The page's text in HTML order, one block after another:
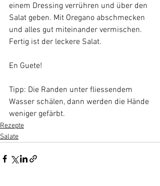
einem Dressing verrühren und über den
Salat geben. Mit Oregano abschmecken
und alles gut miteinander vermischen.
Fertig ist der leckere Salat.
En Guete!
Tipp: Die Randen unter fliessendem
Wasser schälen, dann werden die Hände
weniger gefärbt.
Rezepte
Salate